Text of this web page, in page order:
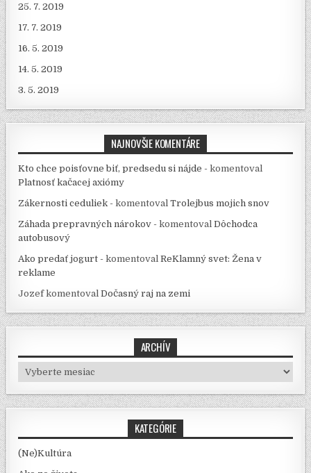
25. 7. 2019
17. 7. 2019
16. 5. 2019
14. 5. 2019
3. 5. 2019
NAJNOVŠIE KOMENTÁRE
Kto chce poisťovne biť, predsedu si nájde - komentoval
Platnosť kačacej axiómy
Zákernosti ceduliek - komentovalTrolejbus mojich snov
Záhada prepravných nárokov - komentovalDôchodca
autobusový
Ako predať jogurt - komentovalReKlamný svet: Žena v
reklame
JozefkomentovalDočasný raj na zemi
ARCHÍV
Archív
KATEGÓRIE
(Ne)Kultúra